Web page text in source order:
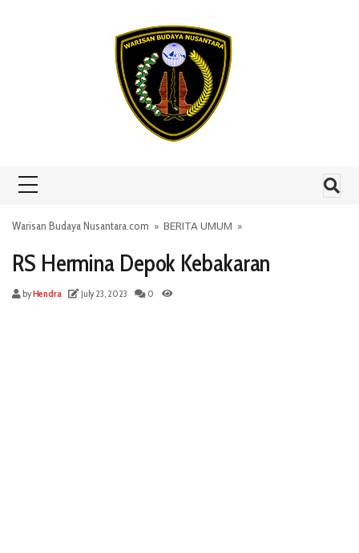
Warisan Budaya Nusantara.com » BERITA UMUM »
RS Hermina Depok Kebakaran
byHendra July 23, 2023 0